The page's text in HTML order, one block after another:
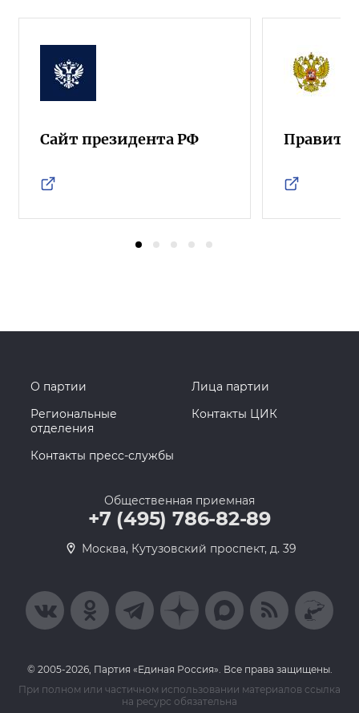
Сайт президента РФ
О партии
Лица партии
Региональные
отделения
Контакты ЦИК
Контакты пресс-службы
Общественная приемная
+7 (495) 786-82-89
Москва, Кутузовский проспект, д. 39
© 2005-2026, Партия «Единая Россия». Все права защищены.
При полном или частичном использовании материалов ссылка
на ресурс обязательна